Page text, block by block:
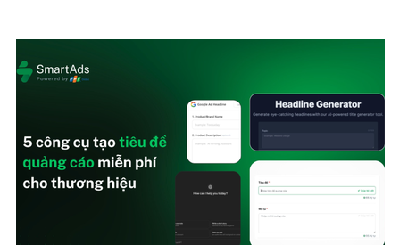
Dinh dưỡng - món ngon
Cây thuốc
Sản phụ khoa
Đời sống
Nhà đẹp
Blog
Tình yêu - Gia đình